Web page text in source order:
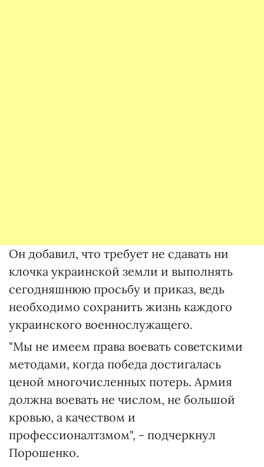
Он добавил, что требует не сдавать ни
клочка украинской земли и выполнять
сегодняшнюю просьбу и приказ, ведь
необходимо сохранить жизнь каждого
украинского военнослужащего.
"Мы не имеем права воевать советскими
методами, когда победа достигалась
ценой многочисленных потерь. Армия
должна воевать не числом, не большой
кровью, а качеством и
профессионалтзмом", - подчеркнул
Порошенко.